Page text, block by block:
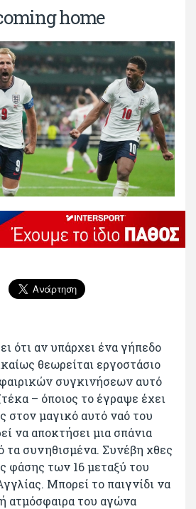
home
ότι αν υπάρχει ένα γήπεδο
θεωρείται εργοστάσιο
συγκινήσεων αυτό
– όποιος το έγραψε έχει
στον μαγικό αυτό ναό του
να αποκτήσει μια σπάνια
τα συνηθισμένα. Συνέβη χθες
φάσης των 16 μεταξύ του
Μπορεί το παιγνίδι να
ατμόσφαιρα του αγώνα